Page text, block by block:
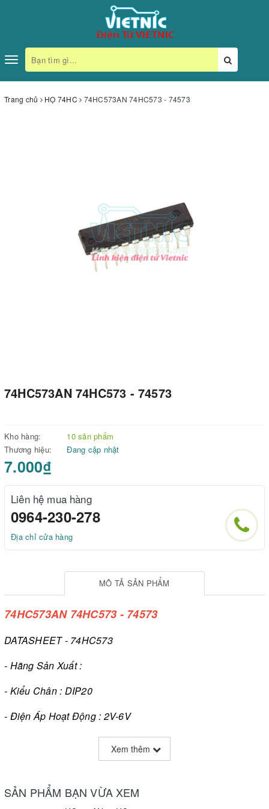
Toggle
navigation
Trang chủ HỌ 74HC 74HC573AN 74HC573 - 74573
74HC573AN 74HC573 - 74573
Kho hàng:
10 sản phẩm
Thương hiệu:
Đang cập nhật
7.000₫
Liên hệ mua hàng
0964-230-278
Địa chỉ cửa hàng
MÔ TẢ SẢN PHẨM
74HC573AN 74HC573 - 74573
DATASHEET - 74HC573
- Hãng Sản Xuất :
- Kiểu Chân : DIP20
- Điện Áp Hoạt Động : 2V-6V
- Điện Áp Tín Hiệu Vào : 1.5V
- Dòng Ra : 35mA
Xem thêm
SẢN PHẨM BẠN VỪA XEM